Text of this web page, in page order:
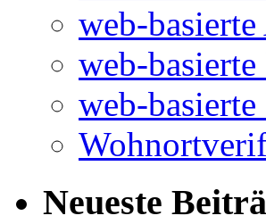
web-
web-
web-
Neueste